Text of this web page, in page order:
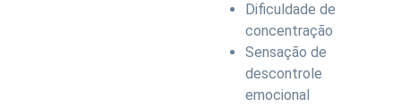
Dificuldade de
concentração
Sensação de
descontrole
emocional